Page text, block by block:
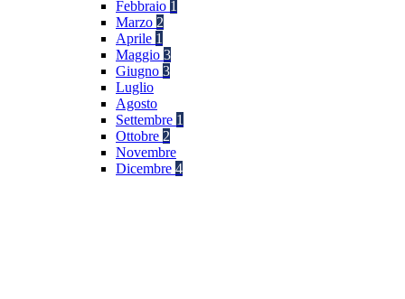
Febbraio 1
Marzo 2
Aprile 1
Maggio 3
Giugno 3
Luglio
Agosto
Settembre 1
Ottobre 2
Novembre
Dicembre 4